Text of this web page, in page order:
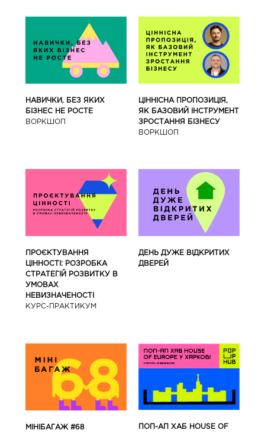
НАВИЧКИ, БЕЗ ЯКИХ
БІЗНЕС НЕ РОСТЕ
ВОРКШОП
ЦІННІСНА ПРОПОЗИЦІЯ,
ЯК БАЗОВИЙ ІНСТРУМЕНТ
ЗРОСТАННЯ БІЗНЕСУ
ВОРКШОП
ПРОЄКТУВАННЯ
ЦІННОСТІ: РОЗРОБКА
СТРАТЕГІЙ РОЗВИТКУ В
УМОВАХ
НЕВИЗНАЧЕНОСТІ
КУРС-ПРАКТИКУМ
ДЕНЬ ДУЖЕ ВІДКРИТИХ
ДВЕРЕЙ
МІНІБАГАЖ #68
ПОП-АП ХАБ HOUSE OF